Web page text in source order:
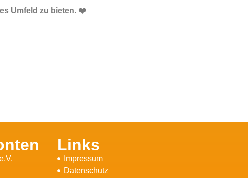
Umfeld zu bieten. ❤️
Links
Impressum
Datenschutz